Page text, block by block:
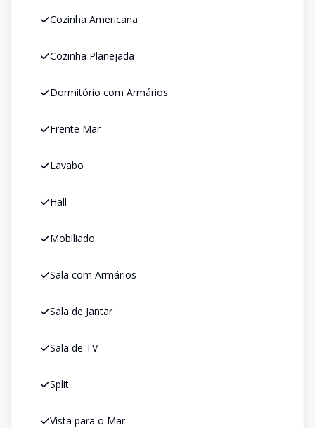
Cozinha Americana
Cozinha Planejada
Dormitório com Armários
Frente Mar
Lavabo
Hall
Mobiliado
Sala com Armários
Sala de Jantar
Sala de TV
Split
Vista para o Mar